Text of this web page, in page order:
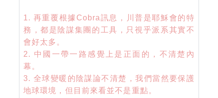
1. 再重覆根據Cobra訊息，川普是耶穌會的特
務，都是陰謀集團的工具，只視乎派系其實不
會好太多。
2. 中國一帶一路感覺上是正面的，不清楚內
幕。
3. 全球變暖的陰謀論不清楚，我們當然要保護
地球環境，但目前來看並不是重點。